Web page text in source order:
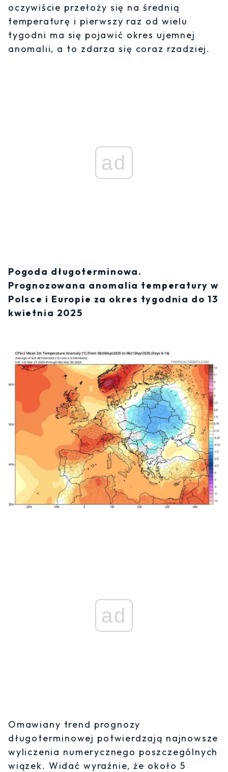
oczywiście przełoży się na średnią
temperaturę i pierwszy raz od wielu
tygodni ma się pojawić okres ujemnej
anomalii, a to zdarza się coraz rzadziej.
ad
Pogoda długoterminowa.
Prognozowana anomalia temperatury w
Polsce i Europie za okres tygodnia do 13
kwietnia 2025
ad
Omawiany trend prognozy
długoterminowej potwierdzają najnowsze
wyliczenia numerycznego poszczególnych
wiązek. Widać wyraźnie, że około 5